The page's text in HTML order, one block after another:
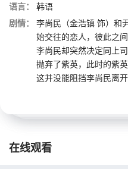
语言：
韩语
剧情：
李尚民（金浩镇 饰）和
始交往的恋人，彼此之
李尚民却突然决定同上
抛弃了紫英，此时的紫
这并没能阻挡李尚民离
在线观看